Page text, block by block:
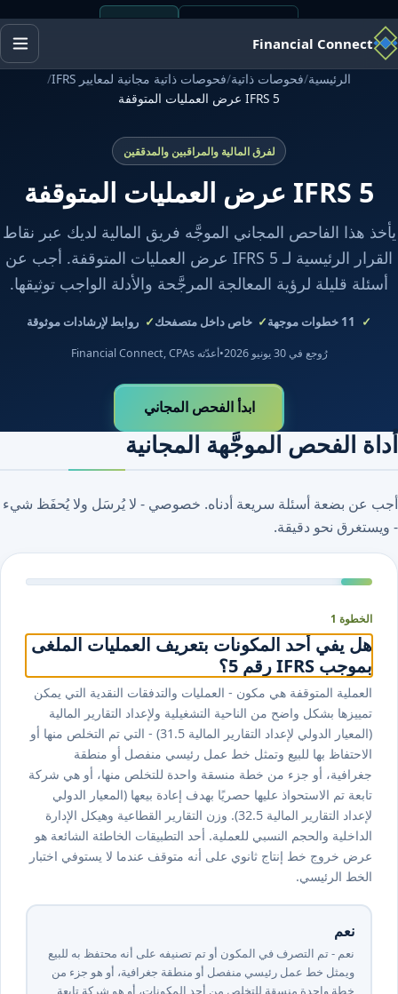
Financial Connect
فحوصات ذاتية/ فحوصات ذاتية مجانية لمعايير IFRS
لفرق المالية والمراقبين والمدققين
IFRS 5 عرض العمليات المتوقفة
يأخذ هذا الفاحص المجاني الموجَّه فريق المالية لديك عبر نقاط
القرار الرئيسية لـ IFRS 5 عرض العمليات المتوقفة. أجب عن
أسئلة قليلة لرؤية المعالجة المرجَّحة والأدلة الواجب توثيقها.
خطوات موجهة خاص داخل متصفحك روابط لإرشادات موثوقة
•أعدّته Financial Connect, CPAs
ابدأ الفحص المجاني
أجب عن بضعة أسئلة سريعة أدناه. خصوصي - لا يُرسَل ولا يُحفَظ شيء
- ويستغرق نحو دقيقة.
الخطوة 1
هل يفي أحد المكونات بتعريف العمليات الملغى
بموجب IFRS رقم 5؟
العملية المتوقفة هي مكون - العمليات والتدفقات النقدية التي يمكن
تمييزها بشكل واضح من الناحية التشغيلية ولإعداد التقارير المالية
(المعيار الدولي لإعداد التقارير المالية ⁦5⁩.⁦31⁩) - التي تم التخلص منها أو
الاحتفاظ بها للبيع وتمثل خط عمل رئيسي منفصل أو منطقة
جغرافية، أو جزء من خطة منسقة واحدة للتخلص منها، أو هي شركة
تابعة تم الاستحواذ عليها حصريًا بهدف إعادة بيعها (المعيار الدولي
لإعداد التقارير المالية ⁦5⁩.⁦32⁩). وزن التقارير القطاعية وهيكل الإدارة
الداخلية والحجم النسبي للعملية. أحد التطبيقات الخاطئة الشائعة هو
عرض خروج خط إنتاج ثانوي على أنه متوقف عندما لا يستوفي اختبار
الخط الرئيسي.
نعم
نعم - تم التصرف في المكون أو تم تصنيفه على أنه محتفظ به للبيع